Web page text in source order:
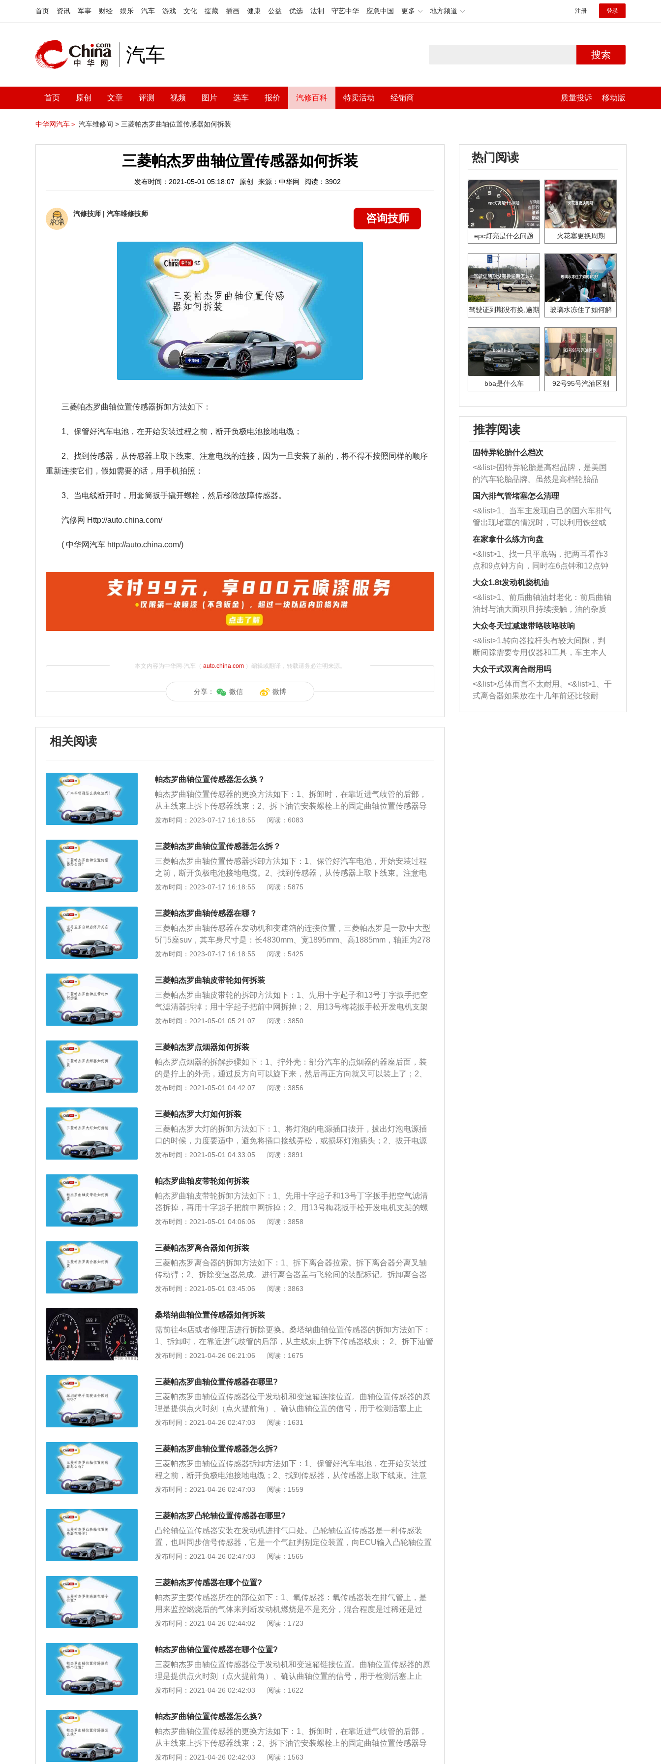
首页 资讯 军事 财经 娱乐 汽车 游戏 文化 援藏 插画 健康 公益 优选 法制 守艺中华 应急中国 更多 地方频道 注册 登录
汽车 搜索
首页 原创 文章 评测 视频 图片 选车 报价 汽修百科 特卖活动 经销商 质量投诉 移动版
中华网汽车＞ 汽车维修间 > 三菱帕杰罗曲轴位置传感器如何拆装
三菱帕杰罗曲轴位置传感器如何拆装
发布时间：2021-05-01 05:18:07 原创 来源：中华网 阅读：3902
汽修技师 | 汽车维修技师 咨询技师
三菱帕杰罗曲轴位置传感器拆卸方法如下：
1、保管好汽车电池，在开始安装过程之前，断开负极电池接地电缆；
2、找到传感器，从传感器上取下线束。注意电线的连接，因为一旦安装了新的，将不得不按照同样的顺序
重新连接它们，假如需要的话，用手机拍照；
3、当电线断开时，用套筒扳手撬开螺栓，然后移除故障传感器。
汽修网 Http://auto.china.com/
( 中华网汽车 http://auto.china.com/)
本文内容为中华网·汽车（ auto.china.com）编辑或翻译，转载请务必注明来源。
分享： 微信 微博
相关阅读
帕杰罗曲轴位置传感器怎么换？
帕杰罗曲轴位置传感器的更换方法如下：1、拆卸时，在靠近进气歧管的后部，
从主线束上拆下传感器线束；2、拆下油管安装螺栓上的固定曲轴位置传感器导
线卡子的螺母，拆下曲轴位置传感器安装螺栓；3、拆下曲轴位置传感器，拆下
速箱壳体的孔里使端面齐平；5、安装并拧紧曲轴位置传感器二个安装螺栓，其
力矩为1721Nm。曲轴位置传感器固定到变速箱的二个螺栓为特制，以保证传感
器与飞轮之间有一个正确的间隙，不允许装用其他螺栓代替特制的螺栓；6、把
导线插头连接到曲轴位置传感器上，装上传感器线束卡子，把卡子装到燃油管安
装螺栓上，拧上卡子的安装螺母。
发布时间：2023-07-17 16:18:55 阅读：6083
三菱帕杰罗曲轴位置传感器怎么拆？
三菱帕杰罗曲轴位置传感器拆卸方法如下：1、保管好汽车电池，开始安装过程
之前，断开负极电池接地电缆。2、找到传感器，从传感器上取下线束。注意电
线连接，一旦安装将不得不按照同样顺序重新连接。3、当电线断开时，使用套
感器控制发动机点火时、确认曲轴位置的信号源。曲轴位置传感器用于检测活塞
上止点信号、曲轴转角信号和测量发动机转速的信号源。
发布时间：2023-07-17 16:18:55 阅读：5875
三菱帕杰罗曲轴传感器在哪？
三菱帕杰罗曲轴传感器在发动机和变速箱的连接位置，三菱帕杰罗是一款中大型
5门5座suv，其车身尺寸是：长4830mm、宽1895mm、高1885mm，轴距为278
0mm。三菱帕杰罗搭载了3.0L自然吸气发动机和5挡手动变速箱，最大功率是120
分钟4000转，其驱动方式是前置四驱，前悬架使用了双横臂式独立悬架，后悬架
使用了多连杆式独立悬架。
发布时间：2023-07-17 16:18:55 阅读：5425
三菱帕杰罗曲轴皮带轮如何拆装
三菱帕杰罗曲轴皮带轮的拆卸方法如下：1、先用十字起子和13号丁字扳手把空
气滤清器拆掉；用十字起子把前中网拆掉；2、用13号梅花扳手松开发电机支架
的螺栓并松开发电机，拆掉发电机皮带；3、用短一点儿的13号梅花扳手松开空
起子卡住位于变速箱底部的小孔里的飞轮；同时用15号梅花扳手松开曲轴皮带轮
螺栓并取下螺栓；此时皮带轮应该可以轻松取下。（中华网汽车wang原创）
发布时间：2021-05-01 05:21:07 阅读：3850
三菱帕杰罗点烟器如何拆装
帕杰罗点烟器的拆解步骤如下：1、拧外壳：部分汽车的点烟器的器座后面，装
的是拧上的外壳，通过反方向可以旋下来，然后再正方向就又可以装上了；2、
拆螺丝：部分汽车的点烟器的器座后面，是用螺丝来固定的，只要用扳手把螺丝
杠的面板，该面板是使用塑料卡勾，只需要将一边直接用手掰起来或者用一字螺
丝刀翘起，就可以将整块面板拆开；4、拆面板螺丝：当拆除档位操作杠面板
后，按下点烟器的面板门将会自动打开，然后看到两个黑色的螺丝，使用M4内六
角扳手拆除即可；5、拆面板盒：直接将点烟器的面板塑料盒用手拉出来，当拉
出大概10厘米左右时，将连接线先拔除掉，只有这样才可以将整个盒子拉出；
定温度后，内圈会自动弹回原始位置，这时手捏外圈拔出即可。
发布时间：2021-05-01 04:42:07 阅读：3856
三菱帕杰罗大灯如何拆装
三菱帕杰罗大灯的拆卸方法如下：1、将灯泡的电源插口拔开，拔出灯泡电源插
口的时候，力度要适中，避免将插口接线弄松，或损坏灯泡插头；2、拔开电源
接口后，将灯泡背后的防水盖拿掉，车灯防水盖的材质多为软胶，也有车型配备
3、将灯泡从反射罩中取出，取出灯泡时，需要用手指捏住两边的钢丝卡簧，待
灯泡松开后，再往外抽出灯泡；汽修网Http://auto.china.com/4、将新灯泡放入反
射罩，对准灯泡的固定卡位，灯泡底座上有若干固定卡位。安装时按取出旧灯泡
的步骤逆向操作：捏住钢丝卡簧将灯泡插入反射罩，对准安装位置后松开卡簧固
定灯泡；5、盖上防水盖时，要确保防水盖边缘和固定位完全贴合。最后，将大
发布时间：2021-05-01 04:33:05 阅读：3891
帕杰罗曲轴皮带轮如何拆装
帕杰罗曲轴皮带轮拆卸方法如下：1、先用十字起子和13号丁字扳手把空气滤清
器拆掉，再用十字起子把前中网拆掉；2、用13号梅花扳手松开发电机支架的螺
栓，并松开发电机，拆掉发电机皮带；3、用短一点儿的13号梅花扳手松开空调
小孔里的飞轮；5、同时用15号梅花扳手松开曲轴皮带轮螺栓并取下螺栓，此时
皮带轮应该可以轻松取下。
发布时间：2021-05-01 04:06:06 阅读：3858
三菱帕杰罗离合器如何拆装
三菱帕杰罗离合器的拆卸方法如下：1、拆下离合器拉索。拆下离合器分离叉轴
传动臂；2、拆除变速器总成。进行离合器盖与飞轮间的装配标记。拆卸离合器
操纵机构的分离装置；3、拆下压盘总成和从动盘总成。将飞轮固定，交替对称
拆除离合器的踏板机构。拆除锁片，取下离合器踏板，用专用工具压出轴承衬
套。
发布时间：2021-05-01 03:45:06 阅读：3863
桑塔纳曲轴位置传感器如何拆装
需前往4s店或者修理店进行拆除更换。桑塔纳曲轴位置传感器的拆卸方法如下：
1、拆卸时，在靠近进气歧管的后部，从主线束上拆下传感器线束； 2、拆下油管
安装螺栓上的固定曲轴位置传感器导线卡子的螺母，拆下曲轴位置传感器安装螺
时，把曲轴位置传感器的凸头装进变速箱壳体的孔里使端面齐平； 5、安装并拧
紧曲轴位置传感器二个安装螺栓，其力矩为17-21n-m。曲轴位置传感器固定到变
速箱的二个螺栓是特制的，以保证传感器与飞轮之间有一个正确的间隙，不允许
装用其他螺栓代替特制的螺栓； 6、把导线插头连接到曲轴位置传感器上，装上
传感器线束卡子，把卡子装到燃油管安装螺栓上，拧上卡子的安装螺母。
发布时间：2021-04-26 06:21:06 阅读：1675
三菱帕杰罗曲轴位置传感器在哪里?
三菱帕杰罗曲轴位置传感器位于发动机和变速箱连接位置。曲轴位置传感器的原
理是提供点火时刻（点火提前角）、确认曲轴位置的信号，用于检测活塞上止
点、曲轴转角及发动机转速。曲轴位置传感器的作用就是确定曲轴的位置，也就
位置传感器与脉冲轮（靶轮）之间的正常间隙应在大于0.5mm小于1.2mm，如果
脉冲轮安装不正确，过大或过小，都可能产生信号偏差；2、关闭点火开关，断
开曲轴位置传感器插头，测量传感器的1端与2端之间应有400～600Q。如果不在
此数值范围，可判定曲轴位置传感器本身存在故障，应更换传感器。曲轴位置传
感器的两根信号线与屏蔽线是绝缘的；3、打开点火开关，测量两根信号线对搭
时，测量曲轴位置传感器的信号电压应接近1.6V。如果传感器内部、信号线路、
发动机控制单元内部开路或短路，都会造成电脑无法接收曲轴位置信号，从而引
起发动机无法启动。
发布时间：2021-04-26 02:47:03 阅读：1631
三菱帕杰罗曲轴位置传感器怎么拆?
三菱帕杰罗曲轴位置传感器拆卸方法如下：1、保管好汽车电池，在开始安装过
程之前，断开负极电池接地电缆；2、找到传感器，从传感器上取下线束。注意
电线的连接，因为一旦安装了新的，将不得不按照同样的顺序重新连接它们，如
故障传感器。
发布时间：2021-04-26 02:47:03 阅读：1559
三菱帕杰罗凸轮轴位置传感器在哪里?
凸轮轴位置传感器安装在发动机进排气口处。凸轮轴位置传感器是一种传感装
置，也叫同步信号传感器，它是一个气缸判别定位装置，向ECU输入凸轮轴位置
信号，是点火控制的主控信号。凸轮轴位置传感器的更换步骤如下：1、拆卸传
并断开连接器的连接；3、从卡扣上松开凸轮轴位置传感器（CMP）线束；4、拧
下固定凸轮轴位置传感器（CMP）的螺栓并取下传感器；5、清洁凸轮轴位置传
感器（CMP）和结合面；6、固定凸轮轴位置传感器（CMP），装上螺栓并拧紧
至10N-m；7、连接凸轮轴位置传感器（CMP）连接器并固定在支架上；8、连上
蓄电池的接地端，完成更换。
发布时间：2021-04-26 02:47:03 阅读：1565
三菱帕杰罗传感器在哪个位置?
帕杰罗主要传感器所在的部位如下：1、氧传感器：氧传感器装在排气管上，是
用来监控燃烧后的气体来判断发动机燃烧是不是充分，混合程度是过稀还是过
浓；2、轮速传感器：它主要是收集汽车的转速来判断汽车有没有打滑的征兆，
轮的轮毂上，而一旦传感器损坏，ABS会失效；3、水温传感器：水温传感器般
安在节温器旁边，将冷却水温度转换为电信号，当低温时增加喷油量或者增大点
火提前角，高温时防爆燃，推迟点火提前角；4、进气压力传感器：一般安装在
节气门边上，进气压力传感器顾名思义就是随着发动机不同的转速负荷，感应一
系列的电阻和压力变化，转换成电压信号，供ECU修正喷油量和点火正时角度。
发布时间：2021-04-26 02:44:02 阅读：1723
帕杰罗曲轴位置传感器在哪个位置?
三菱帕杰罗曲轴位置传感器位于发动机和变速箱链接位置。曲轴位置传感器的原
理是提供点火时刻（点火提前角）、确认曲轴位置的信号，用于检测活塞上止
点、曲轴转角及发动机转速。曲轴位置传感器的作用就是确定曲轴的位置，也就
位置传感器与脉冲轮（靶轮）之间的正常间隙应在大于0.5mm小于1.2mm，如果
脉冲轮安装不正确，过大或过小，都可能产生信号偏差；2、关闭点火开关，断
开曲轴位置传感器插头，测量传感器的1端与2端之间应有400～600Q。如果不在
此数值范围，可判定曲轴位置传感器本身存在故障，应更换传感器。曲轴位置传
感器的两根信号线与屏蔽线是绝缘的；3、打开点火开关，测量两根信号线对搭
发布时间：2021-04-26 02:42:03 阅读：1622
帕杰罗曲轴位置传感器怎么换?
帕杰罗曲轴位置传感器的更换方法如下：1、拆卸时，在靠近进气歧管的后部，
从主线束上拆下传感器线束；2、拆下油管安装螺栓上的固定曲轴位置传感器导
线卡子的螺母，拆下曲轴位置传感器安装螺栓；3、拆下曲轴位置传感器，拆下
发布时间：2021-04-26 02:42:03 阅读：1563
热门阅读
epc灯亮是什么问题 火花塞更换周期
驾驶证到期没有换,逾期
玻璃水冻住了如何解
bba是什么车 92号95号汽油区别
推荐阅读
固特异轮胎什么档次
<&list>固特异轮胎是高档品牌，是美国
的汽车轮胎品牌。虽然是高档轮胎品
牌，但是中高低端的轮胎都有生产，这
也是为了更好的开拓市场。
国六排气管堵塞怎么清理
<&list>1、当车主发现自己的国六车排气
管出现堵塞的情况时，可以利用铁丝或
者是细棍，直接将杂物给取出来，如果
堵塞情况比较严重，也可以采取应急措
施。 <&list>2、直接利用木棍将所有的
杂物推到排气管里面的位置处，然后将
三元催化器拆解开，就可以将堵塞的东
西取出来。但如果是因为积碳过多引起
的堵塞，就需要将三元催化器泡在草酸
洗剂对堵塞的情况得到解决，将清洗剂
放在燃油箱中，与燃油混合后，车辆启
动时，就可以和汽油一起进入到燃烧
室，最后形成废气排出，就可以让三元
催化器得到清洗，排气管堵塞的情况就
能够得到解决。
在家拿什么练方向盘
<&list>1、找一只平底锅，把两耳看作3
点和9点钟方向，同时在6点钟和12点钟
方向做一个标记。 <&list>2、双手握住
一圈半的练习，往右同样也要打相同的
圈数。 <&list>3、最后强调要反复练
习，这样就可以形成肌肉记忆，在真实
驾驶车辆时，不需要记忆也能打好方
向。
大众1.8t发动机烧机油
<&list>1、前后曲轴油封老化：前后曲轴
油封与油大面积且持续接触，油的杂质
和发动机内持续温度变化使其密封效果
逐渐减弱，导致渗油或漏油。<&list>2、
活塞间隙过大：积碳会使活塞环与缸体
的间隙扩大，导致机油流入燃烧室中，
造成烧机油。<&list>3、机油粘度。使用
机油粘度过小的话，同样会有烧机油现
象，机油粘度过小具有很好的流动性，
大众冬天过减速带咯吱咯吱响
<&list>1.转向器拉杆头有较大间隙，判
断间隙需要专用仪器和工具，车主本人
无法制作，需要将车辆送到修理厂或4s
店；<&list>2.车辆半轴套管防尘罩破
裂，破裂后会出现漏油现象，使半轴磨
损严重，磨损的半轴容易损坏，产生异
响；<&list>3.稳定器的转向胶套和球头
大众干式双离合耐用吗
<&list>总体而言不太耐用。<&list>1、干
式离合器如果放在十几年前还比较耐